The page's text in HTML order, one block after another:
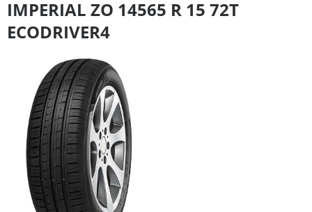
IMPERIAL ZO 14565 R 15 72T
ECODRIVER4